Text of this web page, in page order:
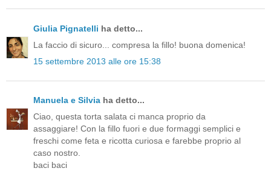
Giulia Pignatelli ha detto...
La faccio di sicuro... compresa la fillo! buona domenica!
15 settembre 2013 alle ore 15:38
Manuela e Silvia ha detto...
Ciao, questa torta salata ci manca proprio da
assaggiare! Con la fillo fuori e due formaggi semplici e
freschi come feta e ricotta curiosa e farebbe proprio al
caso nostro.
baci baci